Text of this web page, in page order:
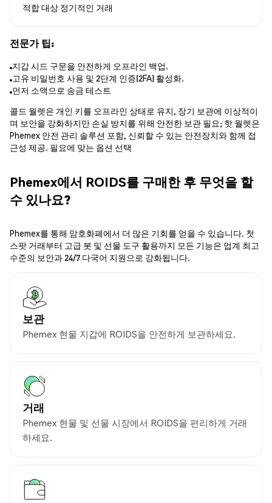
적합 대상 정기적인 거래
전문가 팁:
지갑 시드 구문을 안전하게 오프라인 백업.
고유 비밀번호 사용 및 2단계 인증(2FA) 활성화.
먼저 소액으로 송금 테스트
콜드 월렛은 개인 키를 오프라인 상태로 유지, 장기 보관에 이상적이
며 보안을 강화하지만 손실 방지를 위해 안전한 보관 필요; 핫 월렛은
Phemex 안전 관리 솔루션 포함, 신뢰할 수 있는 안전장치와 함께 접
근성 제공. 필요에 맞는 옵션 선택
Phemex에서 ROIDS를 구매한 후 무엇을 할
수 있나요?
Phemex를 통해 암호화폐에서 더 많은 기회를 얻을 수 있습니다. 첫
스팟 거래부터 고급 봇 및 선물 도구 활용까지 모든 기능은 업계 최고
수준의 보안과 24/7 다국어 지원으로 강화됩니다.
보관
Phemex 현물 지갑에 ROIDS을 안전하게 보관하세요.
거래
Phemex 현물 및 선물 시장에서 ROIDS을 편리하게 거래
하세요.